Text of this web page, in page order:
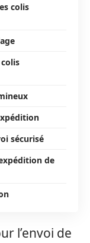
colis
sécurisé
de
l’envoi de